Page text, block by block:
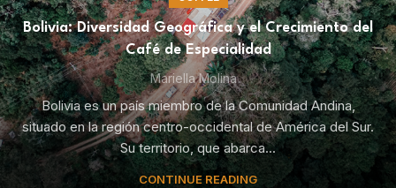
Bolivia: Diversidad Geográfica y el Crecimiento del
Café de Especialidad
Mariella Molina
Bolivia es un país miembro de la Comunidad Andina,
situado en la región centro-occidental de América del Sur.
Su territorio, que abarca...
CONTINUE READING